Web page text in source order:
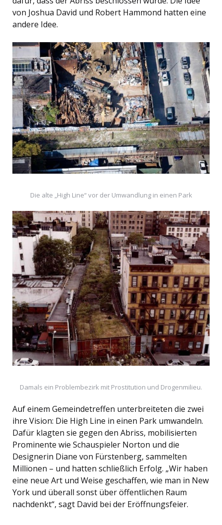
von Joshua David und Robert Hammond hatten eine
andere Idee.
Die alte „High Line“ vor der Umwandlung in einen Park
Damals ein Problembezirk mit Prostitution und Drogenmilieu.
Auf einem Gemeindetreffen unterbreiteten die zwei
ihre Vision: Die High Line in einen Park umwandeln.
Dafür klagten sie gegen den Abriss, mobilisierten
Prominente wie Schauspieler Norton und die
Designerin Diane von Fürstenberg, sammelten
Millionen – und hatten schließlich Erfolg. „Wir haben
eine neue Art und Weise geschaffen, wie man in New
York und überall sonst über öffentlichen Raum
nachdenkt“, sagt David bei der Eröffnungsfeier.